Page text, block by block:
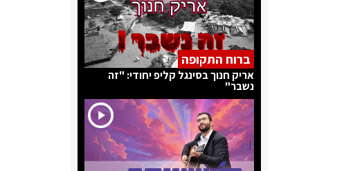
ברוח התקופה
אריק חנוך בסינגל קליפ יחודי: "זה
נשבר"